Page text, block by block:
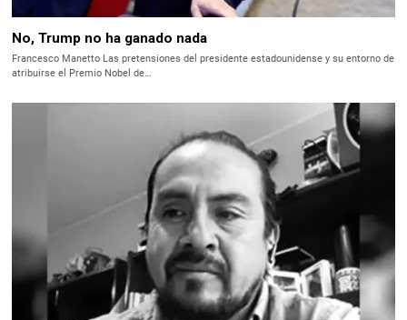
No, Trump no ha ganado nada
Francesco Manetto Las pretensiones del presidente estadounidense y su entorno de
atribuirse el Premio Nobel de…